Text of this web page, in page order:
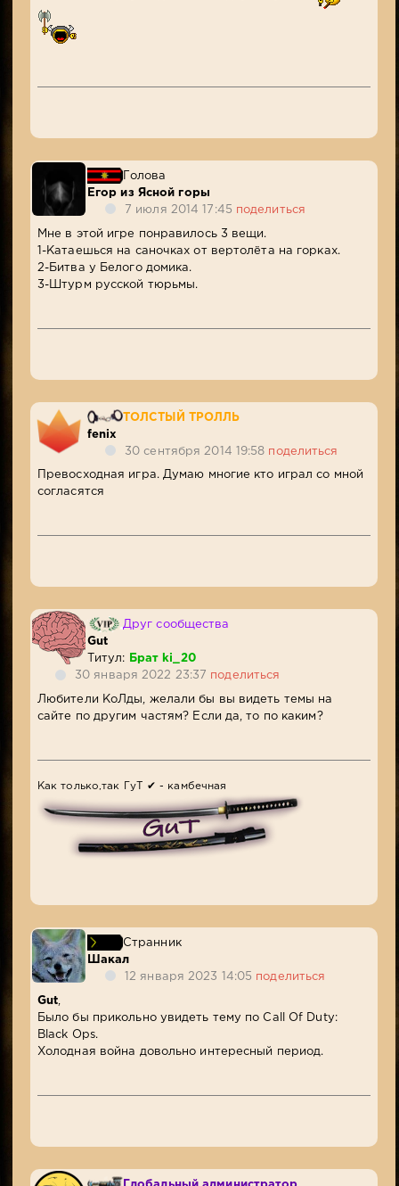
Голова
Егор из Ясной горы
7 июля 2014 17:45 поделиться
Мне в этой игре понравилось 3 вещи.
1-Катаешься на саночках от вертолёта на горках.
2-Битва у Белого домика.
3-Штурм русской тюрьмы.
ТОЛСТЫЙ ТРОЛЛЬ
fenix
30 сентября 2014 19:58 поделиться
Превосходная игра. Думаю многие кто играл со мной
согласятся
Друг сообщества
Gut
Титул:
Брат ki_20
30 января 2022 23:37 поделиться
Любители КоЛды, желали бы вы видеть темы на
сайте по другим частям? Если да, то по каким?
Как только,так ГуТ ✔ - камбечная
Странник
Шакал
12 января 2023 14:05 поделиться
Gut
Было бы прикольно увидеть тему по Call Of Duty:
Black Ops.
Холодная война довольно интересный период.